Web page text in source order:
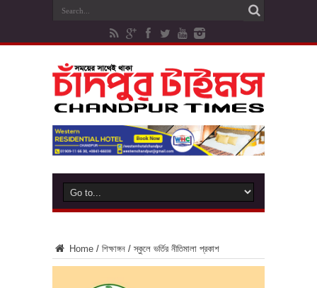
Home / শিক্ষাঙ্গন / স্কুলে ভর্তির নীতিমালা প্রকাশ